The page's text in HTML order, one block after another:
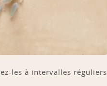
les à intervalles réguliers